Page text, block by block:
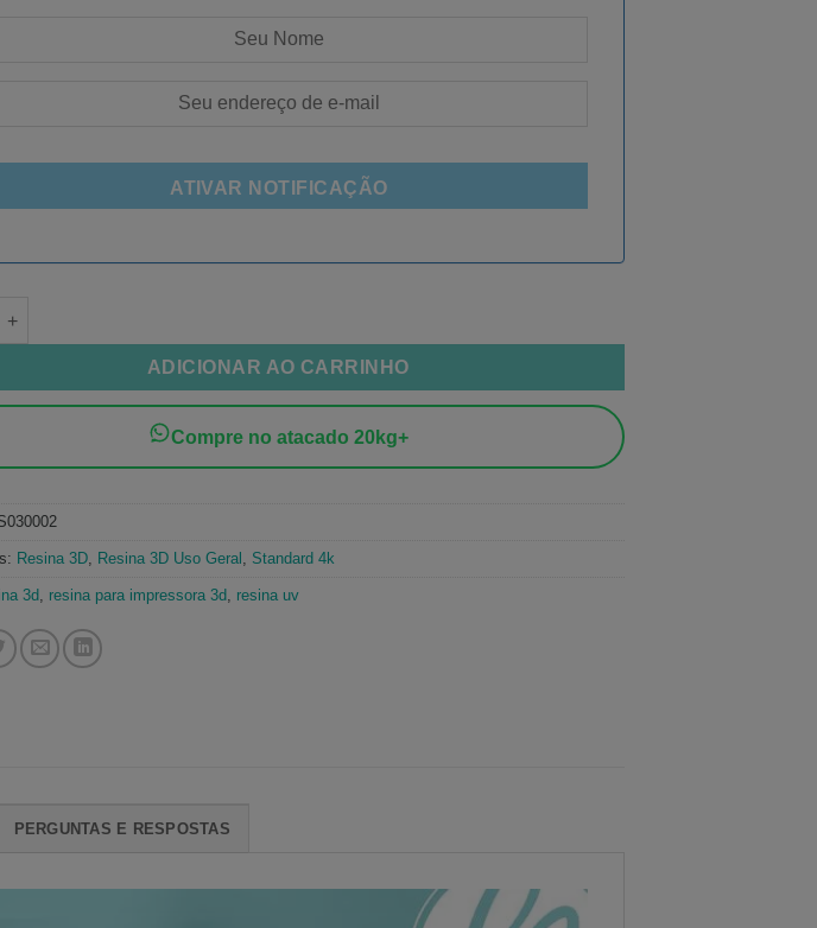
ATIVAR NOTIFICAÇÃO
Cinza (opaca) 1kg quantidade
ADICIONAR AO CARRINHO
Compre no atacado 20kg+
Resina 3D, Resina 3D Uso Geral , Standard 4k
3d, resina para impressora 3d, resina uv
PERGUNTAS E RESPOSTAS